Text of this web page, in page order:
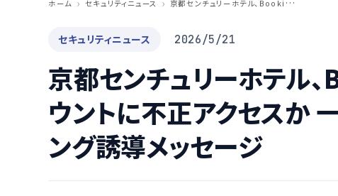
ホーム
セキュリティニュース
セキュリティニュース 2026/5/21
京都センチュリーホテル
ウントに不正アクセスか
ング誘導メッセージ